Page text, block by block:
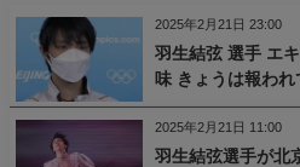
羽生結弦 選手 エ
味 きょうは報わ
2025年2月21日 23:00
羽生結弦選手が北
2025年2月21日 11:00